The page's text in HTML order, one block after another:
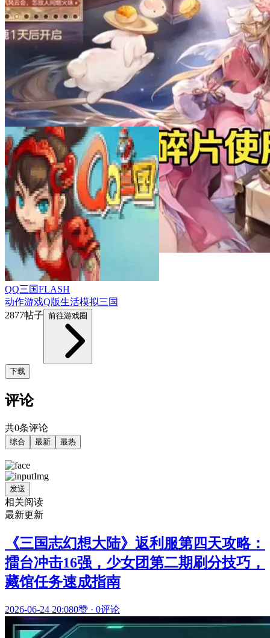
QQ三国FLASH
动作游戏Q版生活模拟三国
2877帖子 前往游戏圈
下载
评论
共0条评论
综合 最新 最热
发送
相关阅读
最新更新
《三国志幻想大陆》返利服第四天攻略：
擂台冲击16强，少女团第二期刷分技巧，
藏馆任务速成指南
2026-06-24 20:080赞 · 0评论